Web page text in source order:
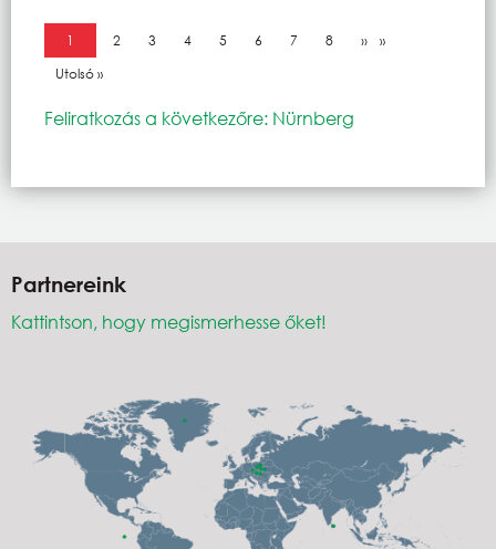
Oldalszámozás
Jelenlegi oldal
1 Oldal
2 Oldal
3 Oldal
4 Oldal
5 Oldal
6 Oldal
7 Oldal
8 Következő oldal
››
Utolsó oldal
Utolsó »
Feliratkozás a következőre: Nürnberg
Partnereink
Kattintson, hogy megismerhesse őket!